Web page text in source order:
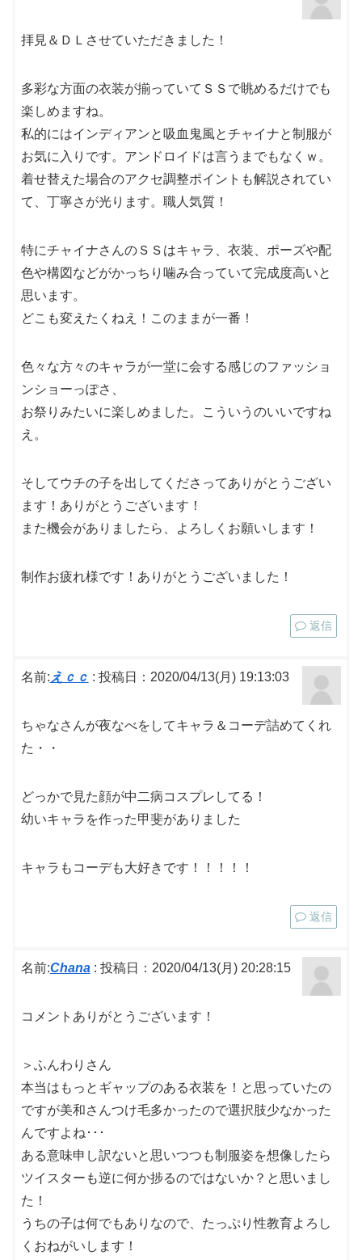
拝見＆ＤＬさせていただきました！
多彩な方面の衣装が揃っていてＳＳで眺めるだけでも
楽しめますね。
私的にはインディアンと吸血鬼風とチャイナと制服が
お気に入りです。アンドロイドは言うまでもなくｗ。
着せ替えた場合のアクセ調整ポイントも解説されてい
て、丁寧さが光ります。職人気質！
特にチャイナさんのＳＳはキャラ、衣装、ポーズや配
色や構図などがかっちり噛み合っていて完成度高いと
思います。
どこも変えたくねえ！このままが一番！
色々な方々のキャラが一堂に会する感じのファッショ
ンショーっぽさ、
お祭りみたいに楽しめました。こういうのいいですね
え。
そしてウチの子を出してくださってありがとうござい
ます！ありがとうございます！
また機会がありましたら、よろしくお願いします！
制作お疲れ様です！ありがとうございました！
返信
名前: えｃｃ : 投稿日：2020/04/13(月) 19:13:03
ちゃなさんが夜なべをしてキャラ＆コーデ詰めてくれ
た・・
どっかで見た顔が中二病コスプレしてる！
幼いキャラを作った甲斐がありました
キャラもコーデも大好きです！！！！！
返信
名前:Chana: 投稿日：2020/04/13(月) 20:28:15
コメントありがとうございます！
＞ふんわりさん
本当はもっとギャップのある衣装を！と思っていたの
ですが美和さんつけ毛多かったので選択肢少なかった
んですよね･･･
ある意味申し訳ないと思いつつも制服姿を想像したら
ツイスターも逆に何か捗るのではないか？と思いまし
た！
うちの子は何でもありなので、たっぷり性教育よろし
くおねがいします！